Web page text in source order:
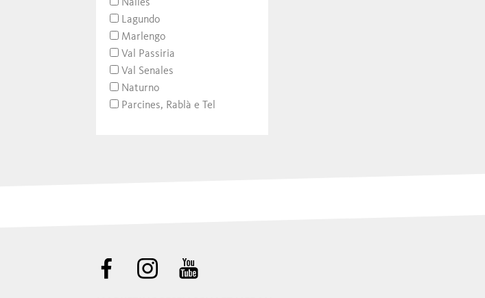
Nalles
Lagundo
Marlengo
Val Passiria
Val Senales
Naturno
Parcines, Rablà e Tel